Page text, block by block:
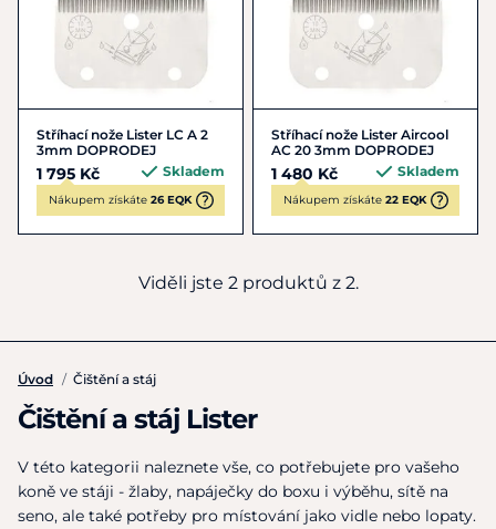
Stříhací nože Lister LC A 2
3mm DOPRODEJ
1 795 Kč Skladem
Nákupem získáte 26 EQK
Stříhací nože Lister Aircool
AC 20 3mm DOPRODEJ
1 480 Kč Skladem
Nákupem získáte 22 EQK
Viděli jste 2 produktů z 2.
Úvod / Čištění a stáj
Čištění a stáj Lister
V této kategorii naleznete vše, co potřebujete pro vašeho
koně ve stáji - žlaby, napáječky do boxu i výběhu, sítě na
seno, ale také potřeby pro místování jako vidle nebo lopaty.